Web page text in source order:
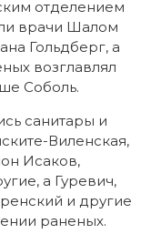
отделением
врачи Шалом
Гольдберг, а
возглавлял
Соболь.
санитары и
Виленская,
Исаков,
а Гуревич,
и другие
раненых.